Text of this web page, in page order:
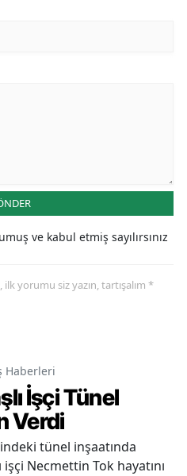
ve kabul etmiş sayılırsınız
yorumu siz yazın, tartışalım *
Haberleri
İşçi Tünel
Verdi
tünel inşaatında
Necmettin Tok hayatını